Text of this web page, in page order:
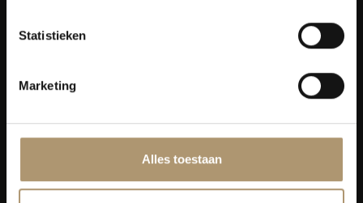
Statistieken
Marketing
Alles toestaan
Klantenservice